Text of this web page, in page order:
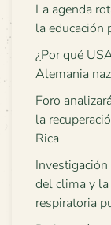
La agenda
la educación
¿Por qué
Alemania
Foro
la
Rica
del clima y
respiratoria